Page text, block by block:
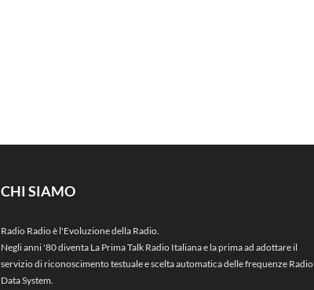
CHI SIAMO
Radio Radio è l'Evoluzione della Radio.
Negli anni '80 diventa La Prima Talk Radio Italiana e la prima ad adottare il
servizio di riconoscimento testuale e scelta automatica delle frequenze Radio
Data System.